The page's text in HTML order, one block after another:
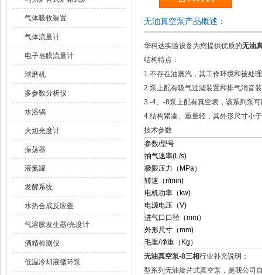
气体吸收装置
气体流量计
电子皂膜流量计
球磨机
多参数分析仪
水浴锅
火焰光度计
振荡器
液氮罐
发酵系统
水热合成反应釜
气溶胶发生器/光度计
酒精检测仪
低温冷却液循环泵
无油真空泵产品概述：
华科达实验设备为您提供优质的无油
结构特点：
1.不存在油蒸汽，其工作环境和被处
2.泵上配有吸气过滤装置和排气消音
3.-4、-8泵上配有真空表，该系列泵
4.结构紧凑、重量轻，其外形尺寸小
技术参数
参数/型号
抽气速率(L/s)
极限压力（MPa）
转速（r/min)
电机功率（kw)
电源电压（V)
进气口口径（mm）
外形尺寸（mm)
毛重/净重（Kg）
无油真空泵-8三相行业补充说明：
型系列无油旋片式真空泵，是我公司